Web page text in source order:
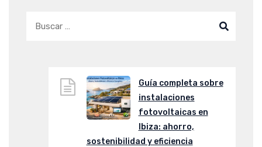
Guía completa sobre
instalaciones
fotovoltaicas en
Ibiza: ahorro,
sostenibilidad y eficiencia